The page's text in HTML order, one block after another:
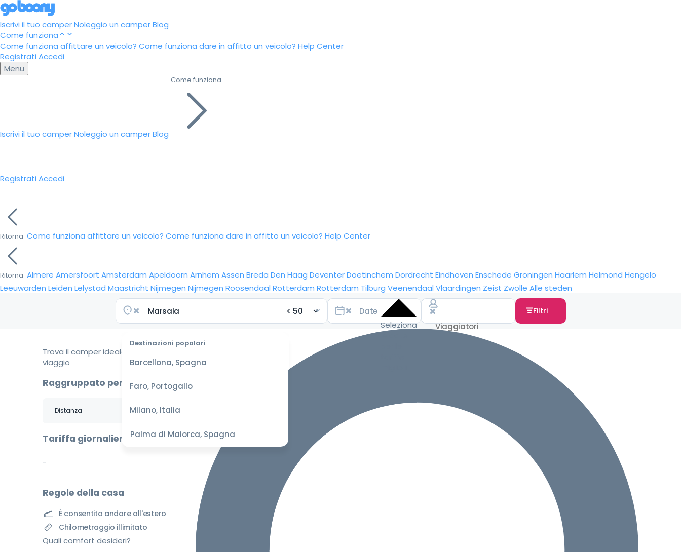
Iscrivi il tuo camperNoleggio un camperBlog
Come funziona
Come funziona affittare un veicolo? Come funziona dare in affitto un veicolo? Help Center
Registrati Accedi
Menu
Iscrivi il tuo camperNoleggio un camperBlog
Come funziona
Registrati Accedi
Ritorna Come funziona affittare un veicolo? Come funziona dare in affitto un veicolo? Help Center
Ritorna Almere Amersfoort Amsterdam Apeldoorn Arnhem Assen Breda Den Haag DeventerDoetinchem Dordrecht Eindhoven Enschede Groningen Haarlem Helmond Hengelo
Leeuwarden Leiden Lelystad Maastricht Nijmegen Nijmegen Roosendaal Rotterdam Rotterdam Tilburg Veenendaal Vlaardingen Zeist Zwolle Alle steden
Destinazioni popolari
Barcellona, Spagna
Faro, Portogallo
Milano, Italia
Palma di Maiorca, Spagna
Seleziona
Filtri
Trova il camper ideale per il tuo
viaggio
Raggruppato per
Tariffa giornaliera
-
Regole della casa
È consentito andare all'estero
Chilometraggio illimitato
Quali comfort desideri?